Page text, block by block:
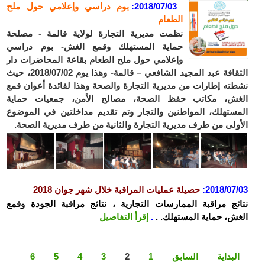
2018/07/03
: بوم دراسي وإعلامي حول ملح
الطعام
نظمت مديرية التجارة لولاية قالمة - مصلحة
حماية المستهلك وقمع الغش- بوم دراسي
وإعلامي حول ملح الطعام بقاعة المحاضرات دار
الثقافة عبد المجيد الشافعي – قالمة- وهذا يوم 2018/07/02، حيث
نشطته إطارات من مديرية التجارة والصحة وهذا لفائدة أعوان قمع
الغش، مكاتب حفظ الصحة، مصالح الأمن، جمعيات حماية
المستهلك، المواطنين والتجار وتم تقديم مداخلتين في الموضوع
الأولى من طرف مديرية التجارة والثانية من طرف مديرية الصحة.
2018/07/03
: حصيلة عمليات المراقبة خلال شهر جوان 2018
نتائج مراقبة الممارسات التجارية ، نتائج مراقبة الجودة وقمع
الغش، حماية المستهلك. . . إقرأ التفاصيل
البداية السابق 1
2
3
4
5
6